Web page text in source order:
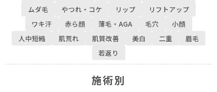
ムダ毛
やつれ・コケ リップ
リフトアップ
ワキ汗
赤ら顔 薄毛・AGA 毛穴
小顔
人中短縮
肌荒れ 肌質改善 美白 二重
眉毛
若返り
施術別